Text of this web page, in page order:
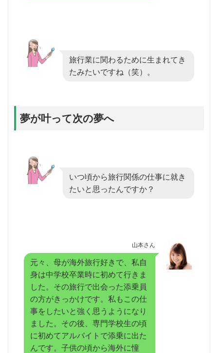
旅行業に関わるために生まれてき
たみたいですね（笑）。
夢が叶って次の夢へ
いつ頃から旅行関係の仕事に就き
たいと思ったんですか？
山本さん
元々、母が海外旅行好きで、私自
身は中学校卒業時に初めて行きま
した。その旅行で出会った添乗員
の方がきっかけです。私もこの仕
事をしたいと強く思うようになり
ました。その後、専門学校生の頃
に初めてアルバイトで添乗に出た
んです。子供の頃から海外に憧